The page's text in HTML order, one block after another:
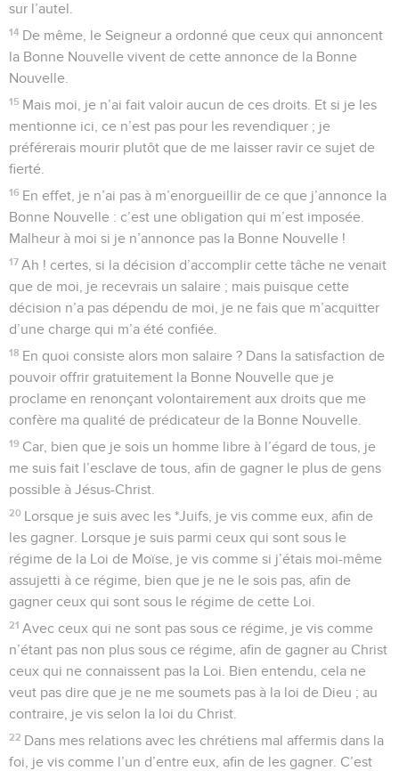
sur l’autel.
14 De même, le Seigneur a ordonné que ceux qui annoncent
la Bonne Nouvelle vivent de cette annonce de la Bonne
Nouvelle.
15 Mais moi, je n’ai fait valoir aucun de ces droits. Et si je les
mentionne ici, ce n’est pas pour les revendiquer ; je
préférerais mourir plutôt que de me laisser ravir ce sujet de
fierté.
16 En effet, je n’ai pas à m’enorgueillir de ce que j’annonce la
Bonne Nouvelle : c’est une obligation qui m’est imposée.
Malheur à moi si je n’annonce pas la Bonne Nouvelle !
17 Ah ! certes, si la décision d’accomplir cette tâche ne venait
que de moi, je recevrais un salaire ; mais puisque cette
décision n’a pas dépendu de moi, je ne fais que m’acquitter
d’une charge qui m’a été confiée.
18 En quoi consiste alors mon salaire ? Dans la satisfaction de
pouvoir offrir gratuitement la Bonne Nouvelle que je
proclame en renonçant volontairement aux droits que me
confère ma qualité de prédicateur de la Bonne Nouvelle.
19 Car, bien que je sois un homme libre à l’égard de tous, je
me suis fait l’esclave de tous, afin de gagner le plus de gens
possible à Jésus-Christ.
20 Lorsque je suis avec les *Juifs, je vis comme eux, afin de
les gagner. Lorsque je suis parmi ceux qui sont sous le
régime de la Loi de Moïse, je vis comme si j’étais moi-même
assujetti à ce régime, bien que je ne le sois pas, afin de
gagner ceux qui sont sous le régime de cette Loi.
21 Avec ceux qui ne sont pas sous ce régime, je vis comme
n’étant pas non plus sous ce régime, afin de gagner au Christ
ceux qui ne connaissent pas la Loi. Bien entendu, cela ne
veut pas dire que je ne me soumets pas à la loi de Dieu ; au
contraire, je vis selon la loi du Christ.
22 Dans mes relations avec les chrétiens mal affermis dans la
foi, je vis comme l’un d’entre eux, afin de les gagner. C’est